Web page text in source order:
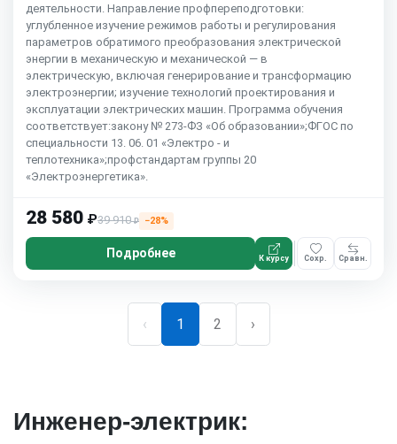
деятельности. Направление профпереподготовки:
углубленное изучение режимов работы и регулирования
параметров обратимого преобразования электрической
энергии в механическую и механической — в
электрическую, включая генерирование и трансформацию
электроэнергии; изучение технологий проектирования и
эксплуатации электрических машин. Программа обучения
соответствует:закону № 273-ФЗ «Об образовании»;ФГОС по
специальности 13. 06. 01 «Электро - и
теплотехника»;профстандартам группы 20
«Электроэнергетика».
28 580 ₽39 910₽ −28%
Подробнее К курсу Сохр. Сравн.
‹ 1 2 ›
Инженер-электрик: